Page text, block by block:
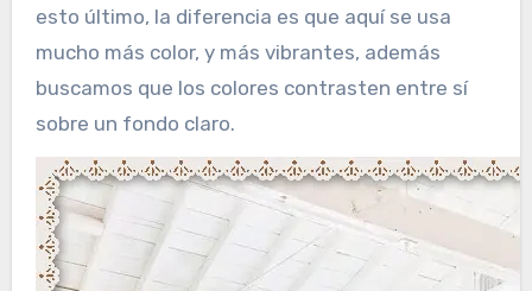
esto último, la diferencia es que aquí se usa
mucho más color, y más vibrantes, además
buscamos que los colores contrasten entre sí
sobre un fondo claro.